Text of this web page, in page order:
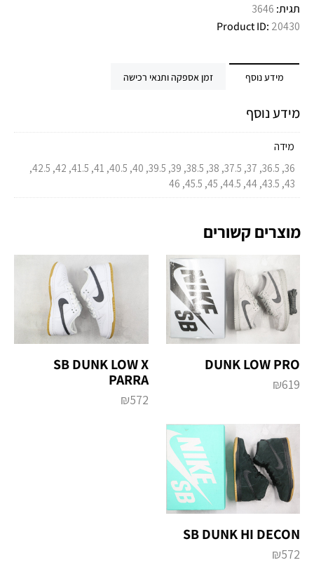
תגית: 3646
Product ID: 20430
מידע נוסף זמן אספקה ותנאי רכישה
מידע נוסף
מידה
36, 36.5, 37, 37.5, 38, 38.5, 39, 39.5, 40, 40.5, 41, 41.5, 42, 42.5,
43, 43.5, 44, 44.5, 45, 45.5, 46
מוצרים קשורים
DUNK LOW PRO
₪619
SB DUNK LOW X
PARRA
₪572
SB DUNK HI DECON
₪572